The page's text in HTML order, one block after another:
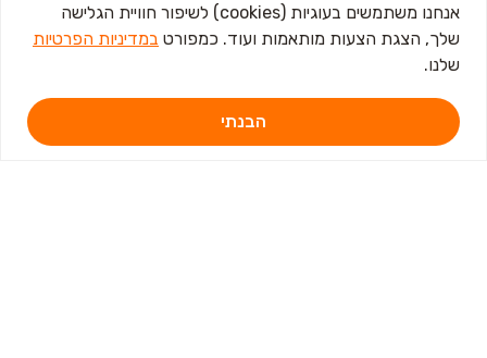
כתבות ומדריכים
אנחנו משתמשים בעוגיות (cookies) לשיפור חוויית הגלישה
שלך, הצגת הצעות מותאמות ועוד. כמפורט במדיניות הפרטיות
שלנו.
הבנתי